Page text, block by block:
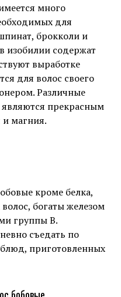
много
для
брокколи и
изобилии содержат
выработке
для волос своего
Различные
прекрасным
и магния.
кроме белка,
богаты железом
группы В.
съедать по
приготовленных